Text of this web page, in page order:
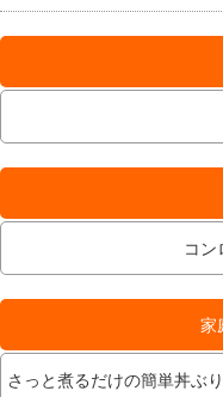
コン
家
さっと煮るだけの簡単丼ぶ